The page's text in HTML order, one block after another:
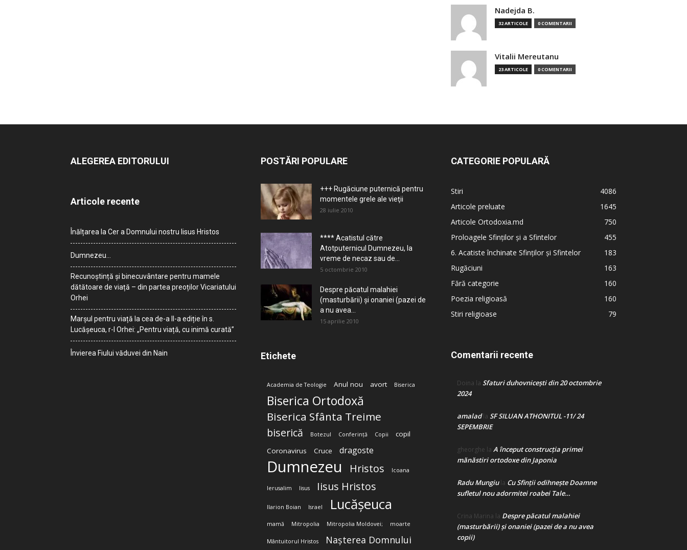
Nadejda B.
32 ARTICOLE 0 COMENTARII
Vitalii Mereutanu
23 ARTICOLE 0 COMENTARII
ALEGEREA EDITORULUI
Articole recente
Înălțarea la Cer a Domnului nostru Iisus Hristos
Dumnezeu…
Recunoștință și binecuvântare pentru mamele
dătătoare de viață – din partea preoților Vicariatului
Orhei
Marșul pentru viață la cea de-a II-a ediție în s.
Lucășeuca, r-l Orhei: „Pentru viață, cu inimă curată”
Învierea Fiului văduvei din Nain
POSTĂRI POPULARE
+++ Rugăciune puternică pentru
momentele grele ale vieţii
28 iulie 2010
**** Acatistul către
Atotputernicul Dumnezeu, la
vreme de necaz sau de...
5 octombrie 2010
Despre păcatul malahiei
(masturbării) şi onaniei (pazei de
a nu avea...
15 aprilie 2010
Etichete
Academia de Teologie Anul nou avort Biserica
Biserica Ortodoxă
Biserica Sfânta Treime
biserică Botezul Conferință Copii
copil
Coronavirus
Cruce dragoste
Dumnezeu Hristos Icoana
Ierusalim Iisus Iisus Hristos
Ilarion Boian Israel Lucășeuca
mamă Mitropolia Mitropolia Moldovei; moarte
Mântuitorul Hristos Nașterea Domnului
CATEGORIE POPULARĂ
Stiri
4086
Articole preluate
1645
Articole Ortodoxia.md
750
Proloagele Sfinților și a Sfintelor
455
6. Acatiste închinate Sfinților și Sfintelor
183
Rugăciuni
163
Fără categorie
160
Poezia religioasă
160
Stiri religioase
79
Comentarii recente
Doina la Sfaturi duhovnicești din 20 octombrie
2024
amaladla SF SILUAN ATHONITUL -11/ 24
SEPEMBRIE
gheorghe la A început construcţia primei
mănăstiri ortodoxe din Japonia
Radu Mungiula Cu Sfinții odihnește Doamne
sufletul nou adormitei roabei Tale…
Crina Marina la Despre păcatul malahiei
(masturbării) şi onaniei (pazei de a nu avea
copii)